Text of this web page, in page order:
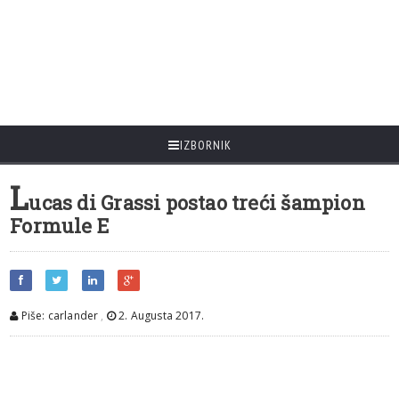
IZBORNIK
Lucas di Grassi postao treći šampion
Formule E
Piše: carlander , 2. Augusta 2017.